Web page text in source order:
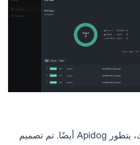
مع نمو وتطور تطبيقك، يتطور Apidog أيضًا. تم تصميم